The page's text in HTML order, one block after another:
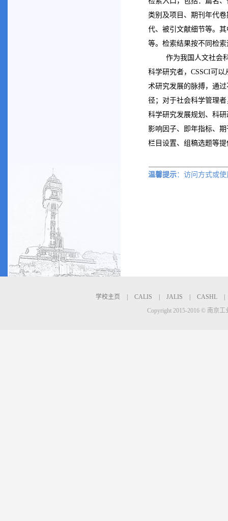
类别及项目、期刊年代
代、被引文献细节等。
等。检索结果按不同检
作为我国人文社会
科学研究者，CSSCI可
术研究发展的脉搏，通
径；对于社会科学管理
科学研究发展规划、科
影响因子、即年指标、
栏目设置、组稿选题等
温馨提示：访问方式或使
学校主页 CALIS JALIS CASHL
Copyright 2015-2016 © 南京工